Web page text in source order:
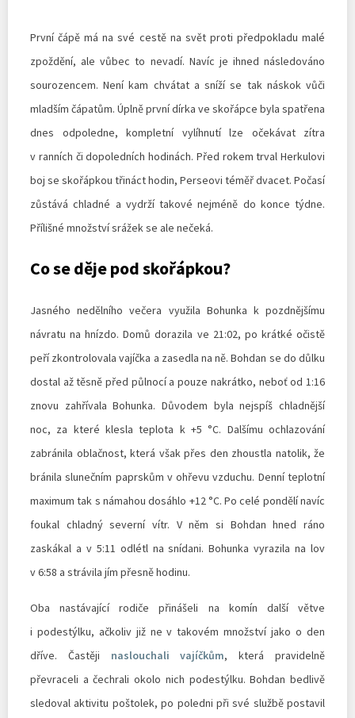
První čápě má na své cestě na svět proti předpokladu malé
zpoždění, ale vůbec to nevadí. Navíc je ihned následováno
sourozencem. Není kam chvátat a sníží se tak náskok vůči
mladším čápatům. Úplně první dírka ve skořápce byla spatřena
dnes odpoledne, kompletní vylíhnutí lze očekávat zítra
v ranních či dopoledních hodinách. Před rokem trval Herkulovi
boj se skořápkou třináct hodin, Perseovi téměř dvacet. Počasí
zůstává chladné a vydrží takové nejméně do konce týdne.
Přílišné množství srážek se ale nečeká.
Co se děje pod skořápkou?
Jasného nedělního večera využila Bohunka k pozdnějšímu
návratu na hnízdo. Domů dorazila ve 21:02, po krátké očistě
peří zkontrolovala vajíčka a zasedla na ně. Bohdan se do důlku
dostal až těsně před půlnocí a pouze nakrátko, neboť od 1:16
znovu zahřívala Bohunka. Důvodem byla nejspíš chladnější
noc, za které klesla teplota k +5 °C. Dalšímu ochlazování
zabránila oblačnost, která však přes den zhoustla natolik, že
bránila slunečním paprskům v ohřevu vzduchu. Denní teplotní
maximum tak s námahou dosáhlo +12 °C. Po celé pondělí navíc
foukal chladný severní vítr. V něm si Bohdan hned ráno
zaskákal a v 5:11 odlétl na snídani. Bohunka vyrazila na lov
v 6:58 a strávila jím přesně hodinu.
Oba nastávající rodiče přinášeli na komín další větve
i podestýlku, ačkoliv již ne v takovém množství jako o den
dříve. Častěji naslouchali vajíčkům, která pravidelně
převraceli a čechrali okolo nich podestýlku. Bohdan bedlivě
sledoval aktivitu poštolek, po poledni při své službě postavil